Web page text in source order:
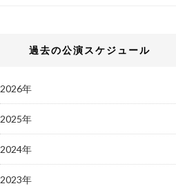
過去の公演スケジュール
2026年
2025年
2024年
2023年